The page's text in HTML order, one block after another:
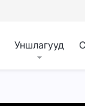
Уншлагууд